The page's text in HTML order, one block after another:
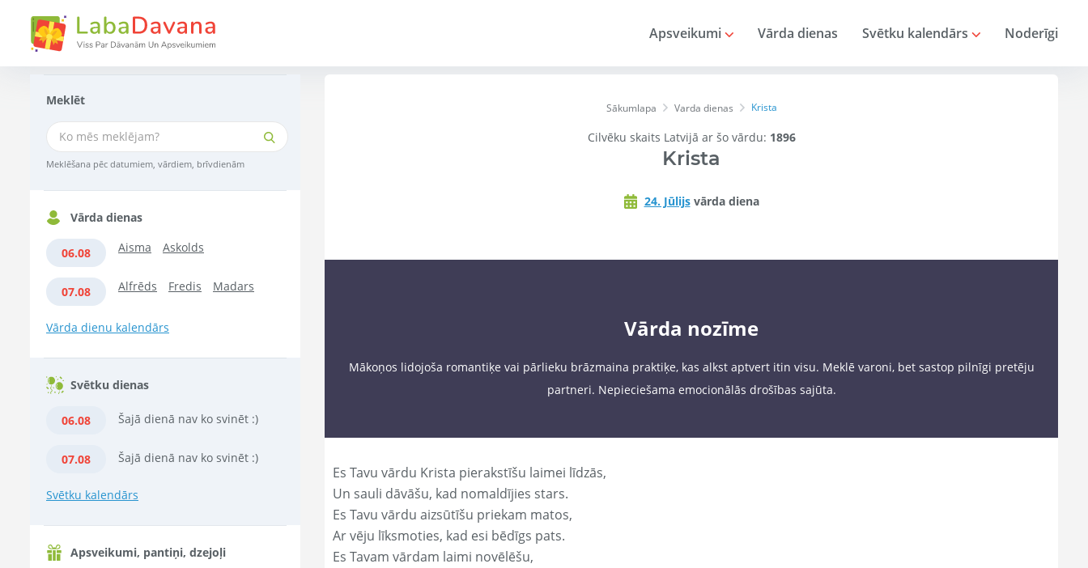
Apsveikumi Vārda dienas Svētku kalendārs Noderīgi
Meklēt
Meklēšana pēc datumiem, vārdiem, brīvdienām
Vārda dienas
06.08 Aisma Askolds
07.08 Alfrēds Fredis Madars
Vārda dienu kalendārs
Svētku dienas
06.08 Šajā dienā nav ko svinēt :)
07.08 Šajā dienā nav ko svinēt :)
Svētku kalendārs
Apsveikumi, pantiņi, dzejoļi
Sākumlapa Varda dienas Krista
Cilvēku skaits Latvijā ar šo vārdu: 1896
Krista
24. Jūlijsvārda diena
Vārda nozīme
Mākoņos lidojoša romantiķe vai pārlieku brāzmaina praktiķe, kas alkst aptvert itin visu. Meklē varoni, bet sastop pilnīgi pretēju
partneri. Nepieciešama emocionālās drošības sajūta.
Es Tavu vārdu Krista pierakstīšu laimei līdzās,
Un sauli dāvāšu, kad nomaldījies stars.
Es Tavu vārdu aizsūtīšu priekam matos,
Ar vēju līksmoties, kad esi bēdīgs pats.
Es Tavam vārdam laimi novēlēšu,